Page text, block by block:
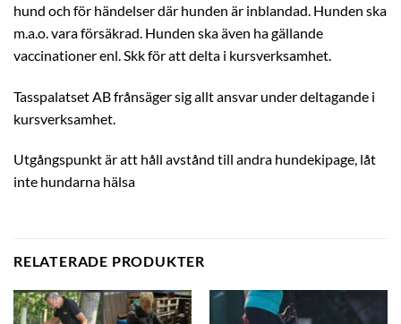
hund och för händelser där hunden är inblandad. Hunden ska
m.a.o. vara försäkrad. Hunden ska även ha gällande
vaccinationer enl. Skk för att delta i kursverksamhet.
Tasspalatset AB frånsäger sig allt ansvar under deltagande i
kursverksamhet.
Utgångspunkt är att håll avstånd till andra hundekipage, låt
inte hundarna hälsa
RELATERADE PRODUKTER